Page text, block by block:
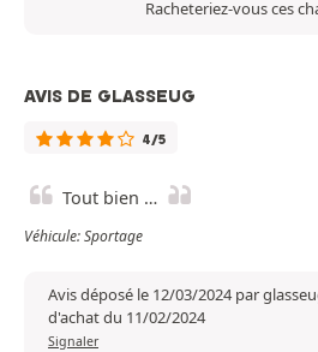
Racheteriez-vous ces
AVIS DE GLASSEUG
4/5
Tout bien …
Véhicule: Sportage
Avis déposé le 12/03/2024 par
d'achat du 11/02/2024
Signaler